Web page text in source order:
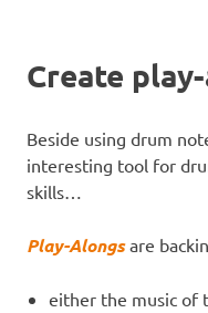
Create
Beside using drum
interesting tool for
skills…
Play-Alongsare
either the music of